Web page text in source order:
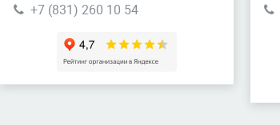
+7 (831) 260 10 54